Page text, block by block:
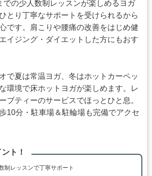
での少人数制レッスンが楽しめるヨガ
とり丁寧なサポートを受けられるから
です。肩こりや腰痛の改善をはじめ健
イジング・ダイエットした方にもおす
で夏は常温ヨガ、冬はホットカーペッ
環境で床ホットヨガが楽しめます。レ
ブティーのサービスでほっとひと息。
10分・駐車場＆駐輪場も完備でアクセ
ト！
制レッスンで丁寧サポート